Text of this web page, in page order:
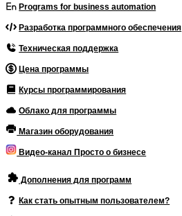
Programs for business automation
Разработка программного обеспечения
Техническая поддержка
Цена программы
Курсы программирования
Облако для программы
Магазин оборудования
Видео-канал Просто о бизнесе
Дополнения для программ
Как стать опытным пользователем?